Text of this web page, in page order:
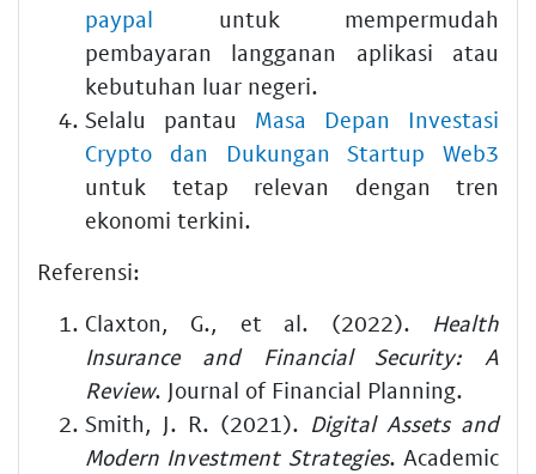
paypal untuk mempermudah
pembayaran langganan aplikasi atau
kebutuhan luar negeri.
Selalu pantau Masa Depan Investasi
Crypto dan Dukungan Startup Web3
untuk tetap relevan dengan tren
ekonomi terkini.
Referensi:
Claxton, G., et al. (2022). Health
Insurance and Financial Security: A
Review. Journal of Financial Planning.
Smith, J. R. (2021). Digital Assets and
Modern Investment Strategies. Academic